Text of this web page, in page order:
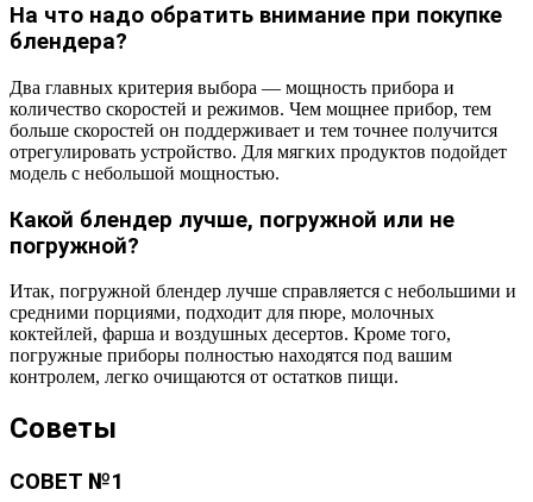
На что надо обратить внимание при покупке
блендера?
Два главных критерия выбора — мощность прибора и
количество скоростей и режимов. Чем мощнее прибор, тем
больше скоростей он поддерживает и тем точнее получится
отрегулировать устройство. Для мягких продуктов подойдет
модель с небольшой мощностью.
Какой блендер лучше, погружной или не
погружной?
Итак, погружной блендер лучше справляется с небольшими и
средними порциями, подходит для пюре, молочных
коктейлей, фарша и воздушных десертов. Кроме того,
погружные приборы полностью находятся под вашим
контролем, легко очищаются от остатков пищи.
Советы
СОВЕТ №1